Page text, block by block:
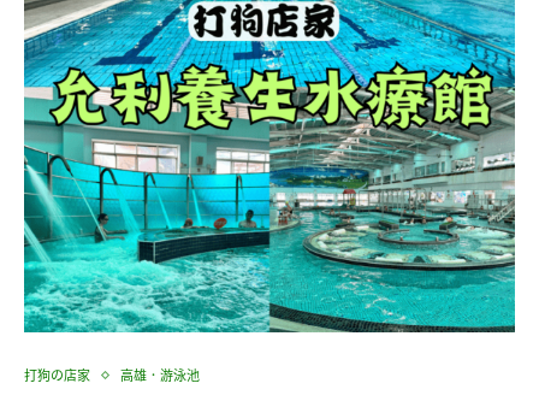
打狗の店家 高雄．游泳池